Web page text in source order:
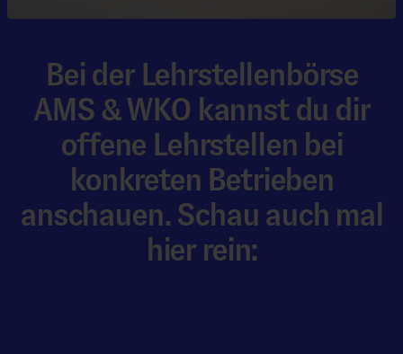
Bei der Lehrstellenbörse
AMS & WKO kannst du dir
offene Lehrstellen bei
konkreten Betrieben
anschauen. Schau auch mal
hier rein: